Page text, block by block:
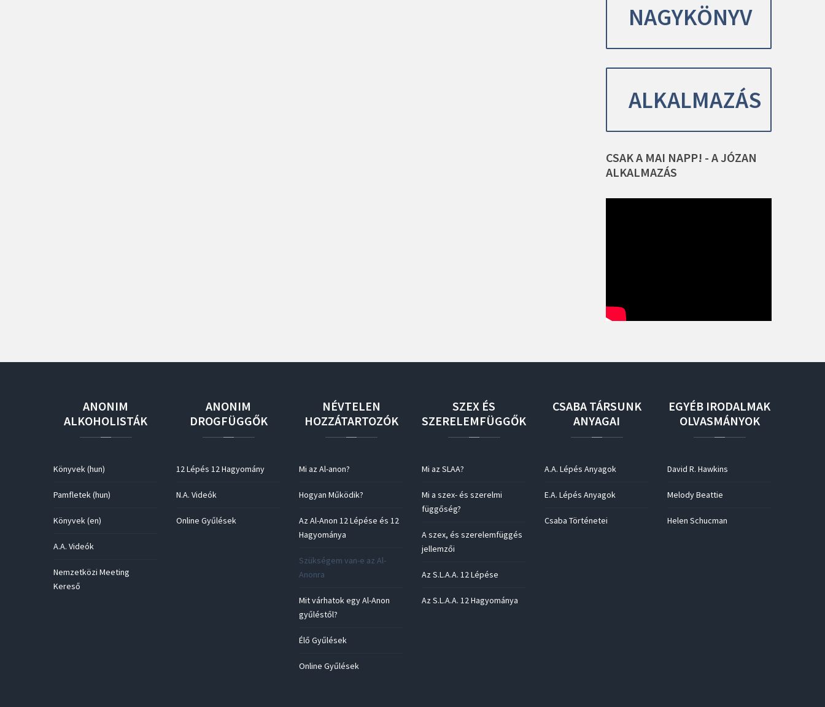
NAGYKÖNYV
ALKALMAZÁS
CSAKA MAI NAPP! - A JÓZAN
ALKALMAZÁS
ANONIM
ALKOHOLISTÁK
Könyvek (hun)
Pamfletek (hun)
Könyvek (en)
A.A. Videók
Nemzetközi Meeting
Kereső
ANONIM
DROGFÜGGŐK
12 Lépés 12 Hagyomány
N.A. Videók
Online Gyűlések
NÉVTELEN
HOZZÁTARTOZÓK
Mi az Al-anon?
Hogyan Működik?
Az Al-Anon 12 Lépése és 12
Hagyománya
Szükségem van-e az Al-
Anonra
Mit várhatok egy Al-Anon
gyűléstől?
Élő Gyűlések
Online Gyűlések
SZEX ÉS
SZERELEMFÜGGŐK
Mi az SLAA?
Mi a szex- és szerelmi
függőség?
A szex, és szerelemfüggés
jellemzői
Az S.L.A.A. 12 Lépése
Az S.L.A.A. 12 Hagyománya
CSABA TÁRSUNK
ANYAGAI
A.A. Lépés Anyagok
E.A. Lépés Anyagok
Csaba Történetei
EGYÉB IRODALMAK
OLVASMÁNYOK
David R. Hawkins
Melody Beattie
Helen Schucman